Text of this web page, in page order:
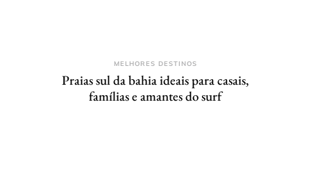
MELHORES DESTINOS
Praias sul da bahia ideais para casais,
famílias e amantes do surf